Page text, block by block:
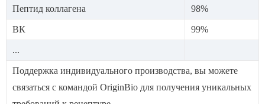
Пептид коллагена 98%
ВК 99%
...
Поддержка индивидуального производства, вы можете
связаться с командой OriginBio для получения уникальных